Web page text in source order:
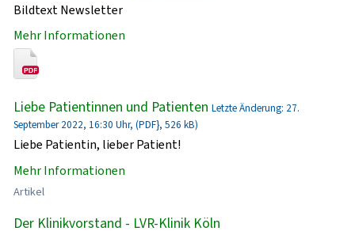
Bildtext Newsletter
Mehr Informationen
Liebe Patientinnen und Patienten Letzte Änderung: 27.
September 2022, 16:30 Uhr, (PDF}, 526 kB)
Liebe Patientin, lieber Patient!
Mehr Informationen
Artikel
Der Klinikvorstand - LVR-Klinik Köln